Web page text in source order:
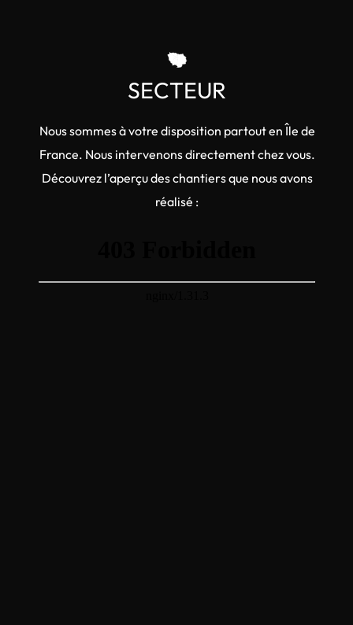
SECTEUR
Nous sommes à votre disposition partout en Île de
France. Nous intervenons directement chez vous.
Découvrez l’aperçu des chantiers que nous avons
réalisé :